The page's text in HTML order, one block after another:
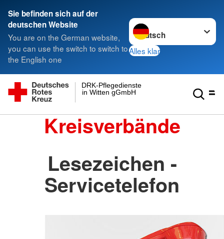
Sie befinden sich auf der
deutschen Website
You are on the German website,
you can use the switch to switch to
the English one
Sprache wechseln zu
Alles klar
in Witten gGmbH
DRK-Pflegedienste
Kreisverbände
Lesezeichen -
Servicetelefon